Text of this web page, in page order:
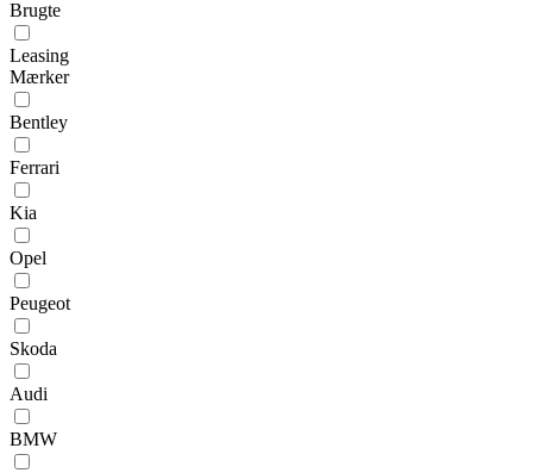
Brugte
Leasing
Mærker
Bentley
Ferrari
Kia
Opel
Peugeot
Skoda
Audi
BMW